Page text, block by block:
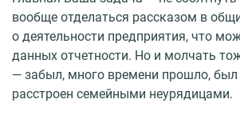
вообще отделаться рассказом в
о деятельности предприятия, что
данных отчетности. Но и молчать
— забыл, много времени прошло,
расстроен семейными неурядицами.